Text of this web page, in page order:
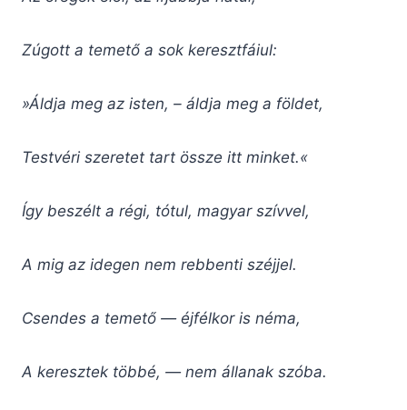
Zúgott a temető a sok keresztfáiul:
»Áldja meg az isten, – áldja meg a földet,
Testvéri szeretet tart össze itt minket.«
Így beszélt a régi, tótul, magyar szívvel,
A mig az idegen nem rebbenti széjjel.
Csendes a temető — éjfélkor is néma,
A keresztek többé, — nem állanak szóba.